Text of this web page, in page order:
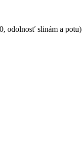
odolnosť slinám a potu)